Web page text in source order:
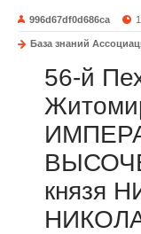
996d67df0d686ca
База знаний
56-й
князя